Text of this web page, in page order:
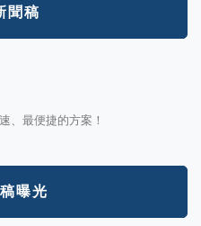
聞稿
、最便捷的方案！
曝光